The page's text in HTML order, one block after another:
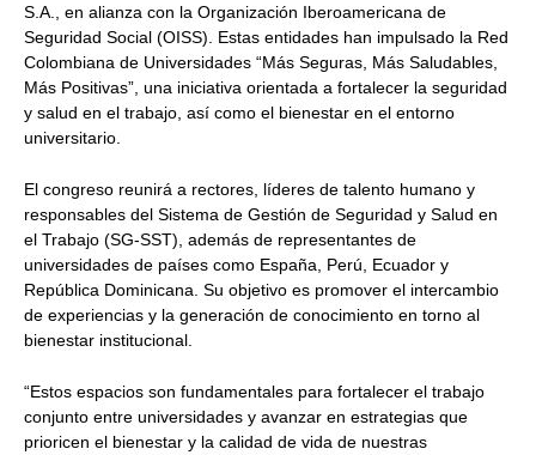
S.A., en alianza con la Organización Iberoamericana de
Seguridad Social (OISS). Estas entidades han impulsado la Red
Colombiana de Universidades “Más Seguras, Más Saludables,
Más Positivas”, una iniciativa orientada a fortalecer la seguridad
y salud en el trabajo, así como el bienestar en el entorno
universitario.
El congreso reunirá a rectores, líderes de talento humano y
responsables del Sistema de Gestión de Seguridad y Salud en
el Trabajo (SG-SST), además de representantes de
universidades de países como España, Perú, Ecuador y
República Dominicana. Su objetivo es promover el intercambio
de experiencias y la generación de conocimiento en torno al
bienestar institucional.
“Estos espacios son fundamentales para fortalecer el trabajo
conjunto entre universidades y avanzar en estrategias que
prioricen el bienestar y la calidad de vida de nuestras